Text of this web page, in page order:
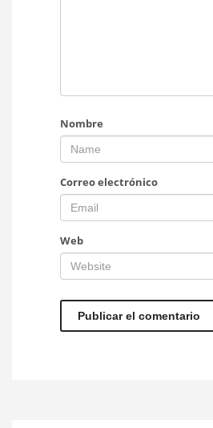
Nombre
Correo electrónico
Web